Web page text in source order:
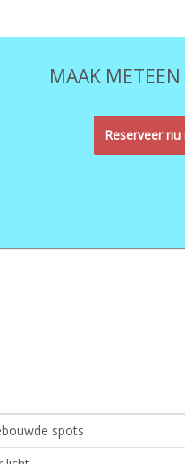
MAAK
Reserveer
spots